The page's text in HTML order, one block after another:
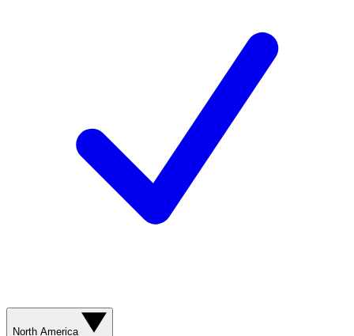
North America